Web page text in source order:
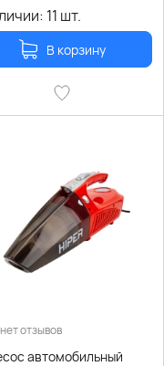
11 шт.
В корзину
нет отзывов
автомобильный